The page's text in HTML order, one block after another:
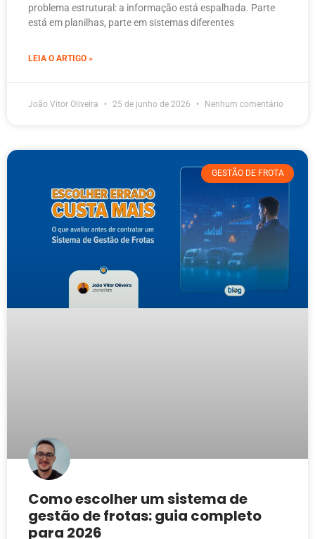
problema estrutural: a informação está espalhada. Parte
está em planilhas, parte em sistemas diferentes
LEIA O ARTIGO »
João Vitor Oliveira 25 de junho de 2026 Nenhum comentário
GESTÃO DE FROTA
Como escolher um sistema de
gestão de frotas: guia completo
para 2026